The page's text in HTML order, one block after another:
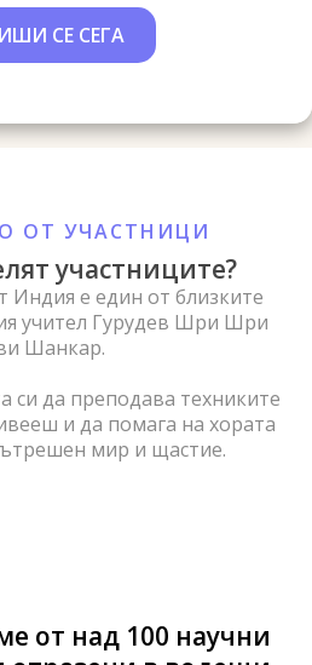
СЕ СЕГА
ОТ УЧАСТНИЦИ
участниците?
Индия е един от близките
учител Гурудев Шри Шри
Шанкар.
си да преподава техниките
и да помага на хората
мир и щастие.
от над 100 научни